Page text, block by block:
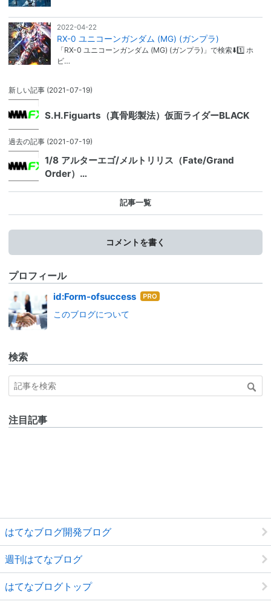
2022-04-22
RX-0 ユニコーンガンダム (MG) (ガンプラ)
「RX-0 ユニコーンガンダム (MG) (ガンプラ)」で検索⬇️1️⃣ ホ
ビ…
新しい記事 (2021-07-19)
S.H.Figuarts（真骨彫製法）仮面ライダーBLACK
過去の記事 (2021-07-19)
1/8 アルターエゴ/メルトリリス（Fate/Grand
Order）…
記事一覧
コメントを書く
プロフィール
id:Form-ofsuccess はて
このブログについて
検索
注目記事
はてなブログ開発ブログ
週刊はてなブログ
はてなブログトップ